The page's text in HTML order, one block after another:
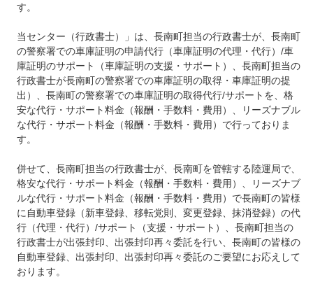
す。
当センター（行政書士）」は、長南町担当の行政書士が、長南町
の警察署での車庫証明の申請代行（車庫証明の代理・代行）/車
庫証明のサポート（車庫証明の支援・サポート）、長南町担当の
行政書士が長南町の警察署での車庫証明の取得・車庫証明の提
出）、長南町の警察署での車庫証明の取得代行/サポートを、格
安な代行・サポート料金（報酬・手数料・費用）、リーズナブル
な代行・サポート料金（報酬・手数料・費用）で行っておりま
す。
併せて、長南町担当の行政書士が、長南町を管轄する陸運局で、
格安な代行・サポート料金（報酬・手数料・費用）、リーズナブ
ルな代行・サポート料金（報酬・手数料・費用）で長南町の皆様
に自動車登録（新車登録、移転党則、変更登録、抹消登録）の代
行（代理・代行）/サポート（支援・サポート）、長南町担当の
行政書士が出張封印、出張封印再々委託を行い、長南町の皆様の
自動車登録、出張封印、出張封印再々委託のご要望にお応えして
おります。